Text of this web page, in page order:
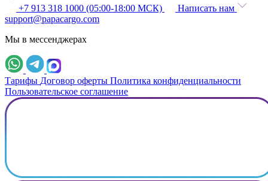
+7 913 318 1000 (05:00-18:00 МСК)
Написать нам
support@papacargo.com
Мы в мессенджерах
Тарифы Договор оферты Политика конфиденциальности
Пользовательское соглашение